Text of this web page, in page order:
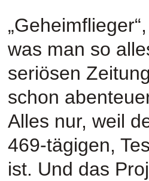
was man so
seriösen
schon
Alles nur, weil
469-tägigen,
ist. Und das